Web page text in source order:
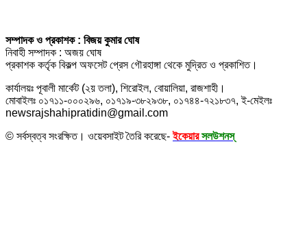
সম্পাদক ও প্রকাশক : বিজয় কুমার ঘোষ
নিবাহী সম্পাদক : অজয় ঘোষ
প্রকাশক কর্তৃক বিকল্প অফসেট প্রেস গৌরহাঙ্গা থেকে মুদ্রিত ও প্রকাশিত।
কার্যালয়ঃ পূবালী মার্কেট (২য় তলা), শিরোইল, বোয়ালিয়া, রাজশাহী।
মোবাইলঃ ০১৭১১-০০০২৯৬, ০১৭১৯-৩৮২৯৩৮, ০১৭৪৪-৭২১৮৩৭, ই-মেইলঃ
newsrajshahipratidin@gmail.com
© সর্বস্বত্ব সংরক্ষিত। ওয়েবসাইট তৈরি করেছে-ইকেয়ার সলউশনস্